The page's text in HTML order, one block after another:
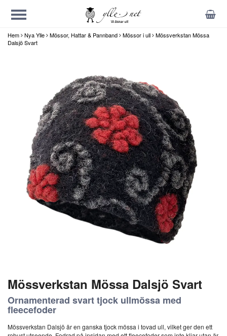
Hem Nya Ylle Mössor, Hattar & Pannband Mössor i ull
Mössverkstan Mössa
Dalsjö Svart
Mössverkstan Mössa Dalsjö Svart
Ornamenterad svart tjock ullmössa med
fleecefoder
Mössverkstan Dalsjö är en ganska tjock mössa i tovad ull, vilket ger den ett